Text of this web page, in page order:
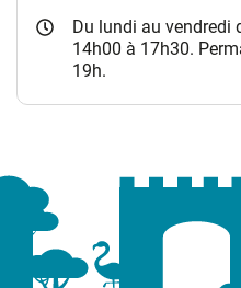
Du lundi au vendredi
14h00 à 17h30.
19h.